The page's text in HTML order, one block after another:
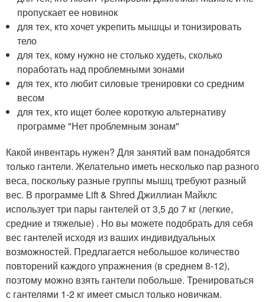
пропускает ее новинок
для тех, кто хочет укрепить мышцы и тонизировать
тело
для тех, кому нужно не столько худеть, сколько
поработать над проблемными зонами
для тех, кто любит силовые тренировки со средним
весом
для тех, кто ищет более короткую альтернативу
программе "Нет проблемным зонам"
Какой инвентарь нужен? Для занятий вам понадобятся
только гантели. Желательно иметь несколько пар разного
веса, поскольку разные группы мышц требуют разный
вес. В программе Lift & Shred Джиллиан Майклс
использует три пары гантелей от 3,5 до 7 кг (легкие,
средние и тяжелые) . Но вы можете подобрать для себя
вес гантелей исходя из ваших индивидуальных
возможностей. Предлагается небольшое количество
повторений каждого упражнения (в среднем 8-12),
поэтому можно взять гантели побольше. Тренироваться
с гантелями 1-2 кг имеет смысл только новичкам.